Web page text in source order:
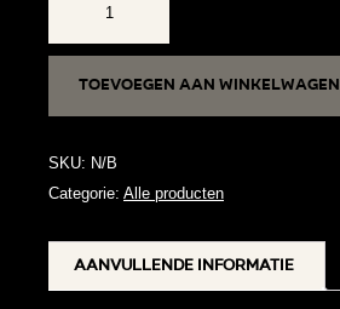
aantal
Toevoegen aan winkelwagen
SKU: N/B
Categorie: Alle producten
Aanvullende informatie